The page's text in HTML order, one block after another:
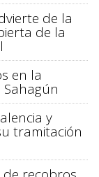
de la
de la
en la
y
tramitación